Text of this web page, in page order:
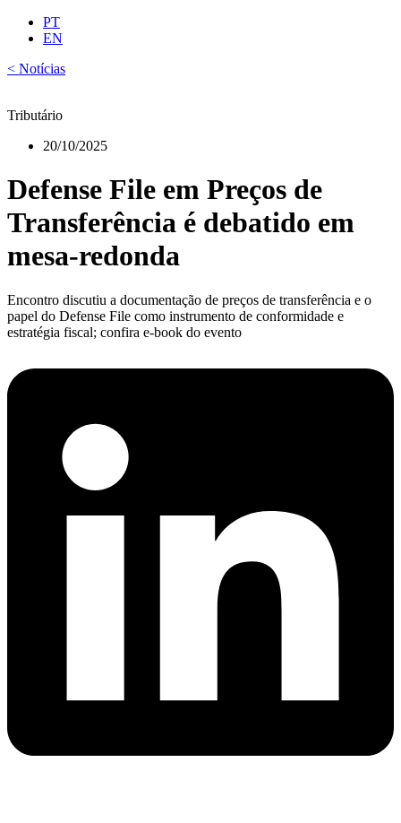
PT
EN
< Notícias
Tributário
20/10/2025
Defense File em Preços de
Transferência é debatido em
mesa-redonda
Encontro discutiu a documentação de preços de transferência e o
papel do Defense File como instrumento de conformidade e
estratégia fiscal; confira e-book do evento